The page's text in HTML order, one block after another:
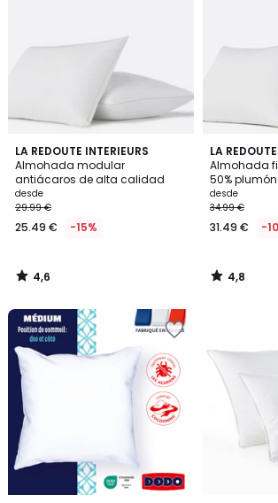
LA REDOUTE INTERIEURS
Almohada modular
antiácaros de alta calidad
desde
29.99 €
25.49 € -15%
4,6
/ 5
4,6
/
LA
Almohada
50%
desde
34.99 €
31.49 € -
4,8
/ 5
4,8
/